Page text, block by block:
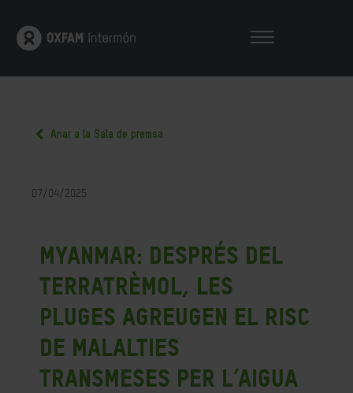
Anar a la Sala de premsa
07/04/2025
Myanmar: després del
terratrèmol, les
pluges agreugen el risc
de malalties
transmeses per l’aigua